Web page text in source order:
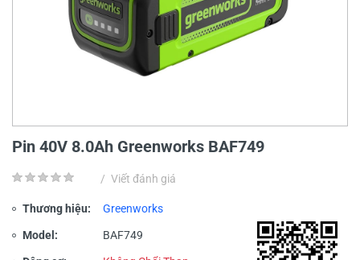
Pin 40V 8.0Ah Greenworks BAF749
/ Viết đánh giá
Thương hiệu: Greenworks
Model: BAF749